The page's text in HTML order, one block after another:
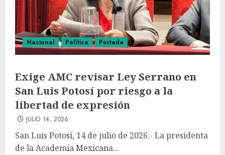
Nacional Política Portada
Exige AMC revisar Ley Serrano en
San Luis Potosí por riesgo a la
libertad de expresión
JULIO 14, 2026
San Luis Potosí, 14 de julio de 2026.- La presidenta
de la Academia Mexicana...